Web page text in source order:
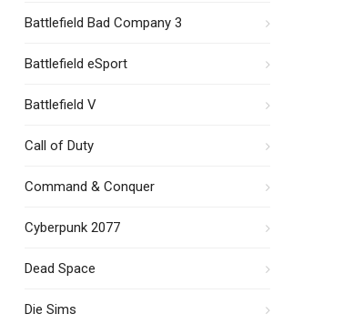
Battlefield Bad Company 3
Battlefield eSport
Battlefield V
Call of Duty
Command & Conquer
Cyberpunk 2077
Dead Space
Die Sims